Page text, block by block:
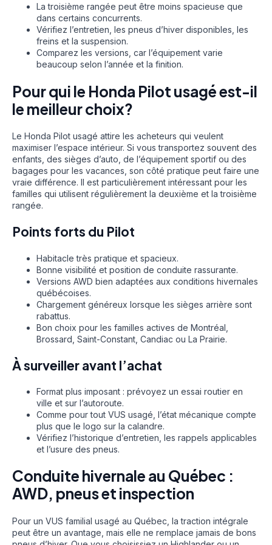
La troisième rangée peut être moins spacieuse que
dans certains concurrents.
Vérifiez l’entretien, les pneus d’hiver disponibles, les
freins et la suspension.
Comparez les versions, car l’équipement varie
beaucoup selon l’année et la finition.
Pour qui le Honda Pilot usagé est-il
le meilleur choix?
Le Honda Pilot usagé attire les acheteurs qui veulent
maximiser l’espace intérieur. Si vous transportez souvent des
enfants, des sièges d’auto, de l’équipement sportif ou des
bagages pour les vacances, son côté pratique peut faire une
vraie différence. Il est particulièrement intéressant pour les
familles qui utilisent régulièrement la deuxième et la troisième
rangée.
Points forts du Pilot
Habitacle très pratique et spacieux.
Bonne visibilité et position de conduite rassurante.
Versions AWD bien adaptées aux conditions hivernales
québécoises.
Chargement généreux lorsque les sièges arrière sont
rabattus.
Bon choix pour les familles actives de Montréal,
Brossard, Saint-Constant, Candiac ou La Prairie.
À surveiller avant l’achat
Format plus imposant : prévoyez un essai routier en
ville et sur l’autoroute.
Comme pour tout VUS usagé, l’état mécanique compte
plus que le logo sur la calandre.
Vérifiez l’historique d’entretien, les rappels applicables
et l’usure des pneus.
Conduite hivernale au Québec :
AWD, pneus et inspection
Pour un VUS familial usagé au Québec, la traction intégrale
peut être un avantage, mais elle ne remplace jamais de bons